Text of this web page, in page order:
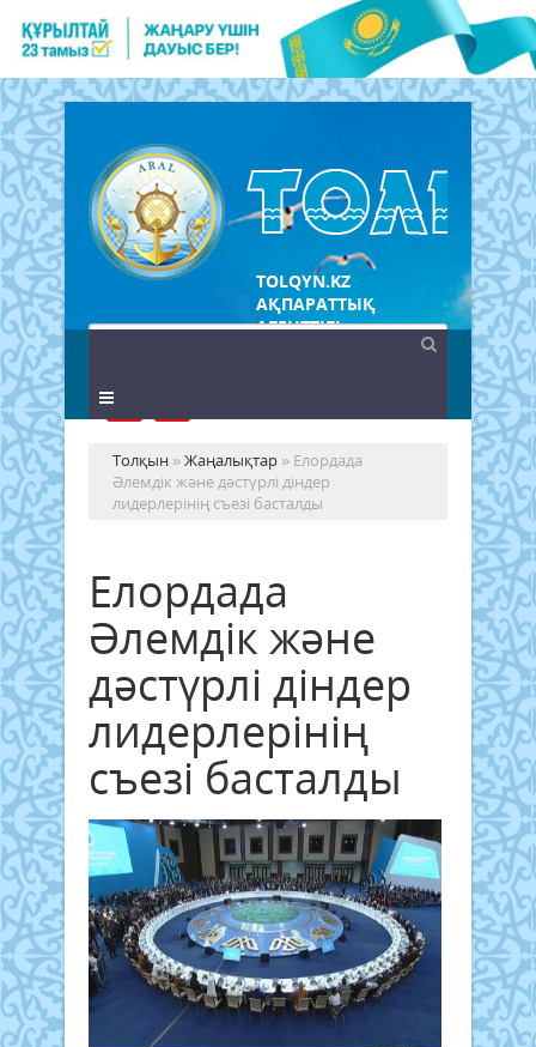
TOLQYN.KZ
АҚПАРАТТЫҚ
АГЕНТТІГІ
Толқын »Жаңалықтар » Елордада
Әлемдік және дәстүрлі діндер
лидерлерінің съезі басталды
Елордада
Әлемдік және
дәстүрлі діндер
лидерлерінің
съезі басталды